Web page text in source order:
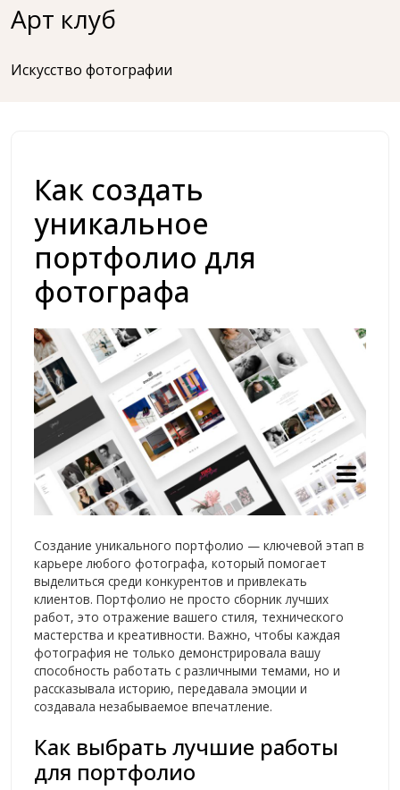
Перейти
к
Арт клуб
Искусство фотографии
Как создать
уникальное
портфолио для
фотографа
Создание уникального портфолио — ключевой этап в
карьере любого фотографа, который помогает
выделиться среди конкурентов и привлекать
клиентов. Портфолио не просто сборник лучших
работ, это отражение вашего стиля, технического
мастерства и креативности. Важно, чтобы каждая
фотография не только демонстрировала вашу
способность работать с различными темами, но и
рассказывала историю, передавала эмоции и
создавала незабываемое впечатление.
Как выбрать лучшие работы
для портфолио